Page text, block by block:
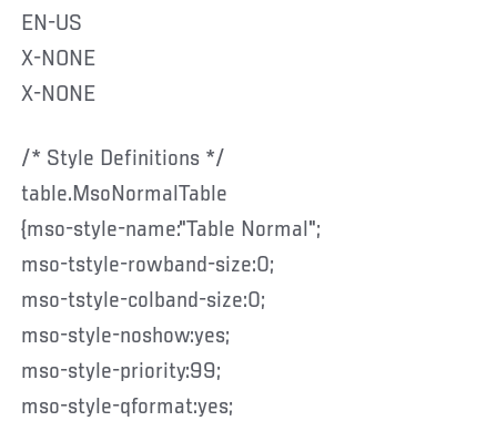
EN-US
X-NONE
X-NONE
/* Style Definitions */
table.MsoNormalTable
{mso-style-name:"Table Normal";
mso-tstyle-rowband-size:0;
mso-tstyle-colband-size:0;
mso-style-noshow:yes;
mso-style-priority:99;
mso-style-qformat:yes;